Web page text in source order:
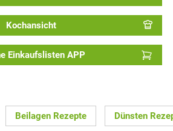
Kochansicht
Einkaufslisten APP
Beilagen Rezepte Dünsten